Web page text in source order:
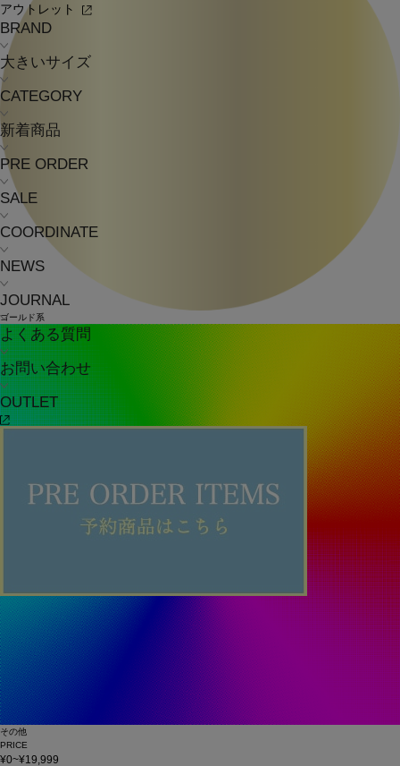
アウトレット
BRAND
大きいサイズ
CATEGORY
新着商品
PRE ORDER
SALE
COORDINATE
NEWS
JOURNAL
よくある質問
お問い合わせ
OUTLET
ゴールド系
その他
PRICE
¥0~¥19,999